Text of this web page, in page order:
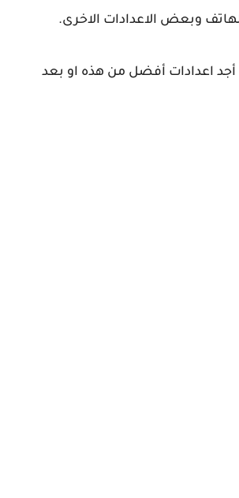
أجد اعدادات أفضل من هذه او بعد